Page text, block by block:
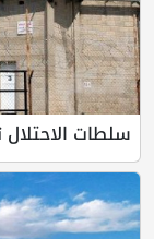
سلطات